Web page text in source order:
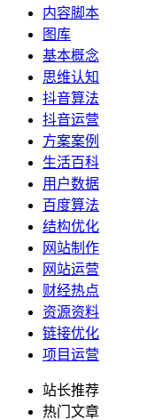
内容脚本
图库
基本概念
思维认知
抖音算法
抖音运营
方案案例
生活百科
用户数据
百度算法
结构优化
网站制作
网站运营
财经热点
资源资料
链接优化
项目运营
站长推荐
热门文章